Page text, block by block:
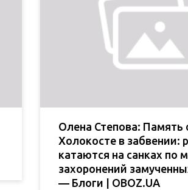
Олена Степова: Память
Холокосте в забвении:
катаются на санках по
захоронений
— Блоги | OBOZ.UA